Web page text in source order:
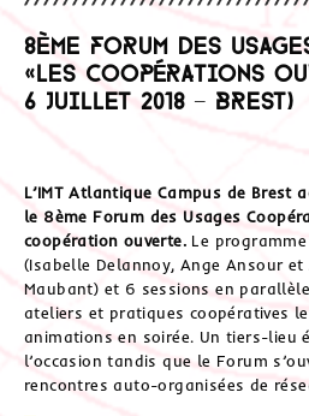
8ème Forum des
«les coopérations
6 juillet 2018 – Brest)
L’IMT Atlantique Campus de Brest
le 8ème Forum des Usages
coopération ouverte. Le
(Isabelle Delannoy, Ange Ansour et
Maubant) et 6 sessions en
ateliers et pratiques coopératives
animations en soirée. Un tiers-lieu
l’occasion tandis que le Forum
rencontres auto-organisées de